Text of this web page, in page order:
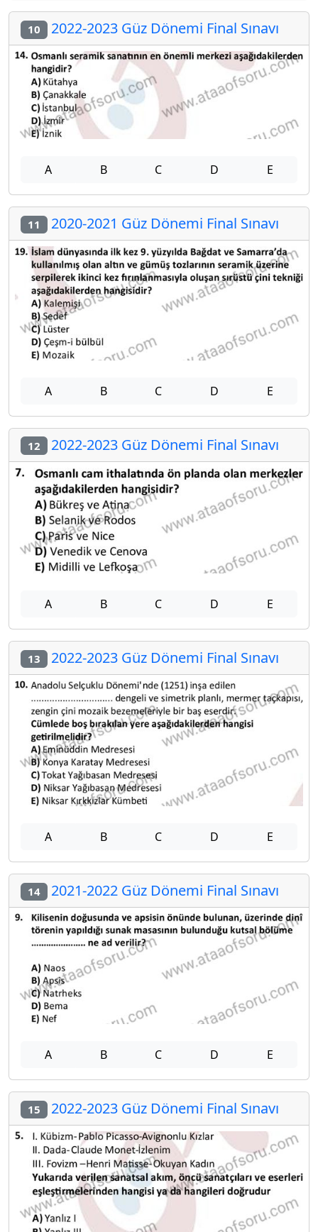
10 2022-2023 Güz Dönemi Final Sınavı
A B C D E
11 2020-2021 Güz Dönemi Final Sınavı
A B C D E
12 2022-2023 Güz Dönemi Final Sınavı
A B C D E
13 2022-2023 Güz Dönemi Final Sınavı
A B C D E
14 2021-2022 Güz Dönemi Final Sınavı
A B C D E
15 2022-2023 Güz Dönemi Final Sınavı